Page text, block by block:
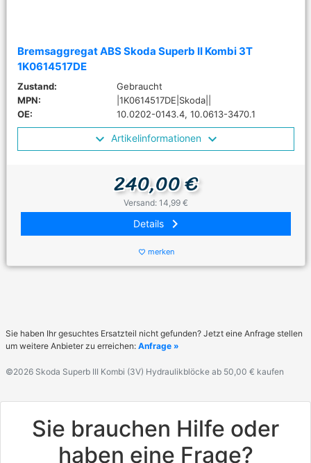
Bremsaggregat ABS Skoda Superb II Kombi 3T
1K0614517DE
Zustand:
Gebraucht
MPN:
|1K0614517DE|Skoda||
OE:
10.0202-0143.4, 10.0613-3470.1
Artikelinformationen
240,00 €
Versand: 14,99 €
Details keyboard_arrow_right
favorite_border merken
Sie haben Ihr gesuchtes Ersatzteil nicht gefunden? Jetzt eine Anfrage stellen
um weitere Anbieter zu erreichen: Anfrage »
©2026 Skoda Superb III Kombi (3V) Hydraulikblöcke ab 50,00 € kaufen
Sie brauchen Hilfe oder
haben eine Frage?